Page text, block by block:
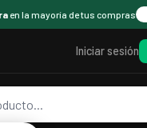
en la mayoría de tus compras
Iniciar sesión